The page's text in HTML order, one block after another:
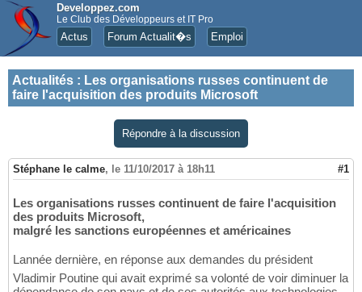
Developpez.com
Le Club des Développeurs et IT Pro
Actus Forum Actualit�s Emploi
Actualités : Les organisations russes continuent de
faire l'acquisition des produits Microsoft
Répondre à la discussion
Stéphane le calme, le 11/10/2017 à 18h11 #1
Les organisations russes continuent de faire l'acquisition
des produits Microsoft,
malgré les sanctions européennes et américaines
Lannée dernière, en réponse aux demandes du président
Vladimir Poutine qui avait exprimé sa volonté de voir diminuer la